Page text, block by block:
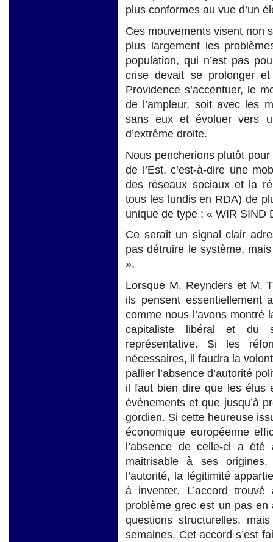
plus conformes au vue d’un
Ces mouvements visent non
plus largement les
population, qui n’est pas
crise devait se prolonger
Providence s’accentuer, le
de l’ampleur, soit avec les
sans eux et évoluer vers
d’extrême droite.
Nous pencherions plutôt
de l’Est, c’est-à-dire une
des réseaux sociaux et la
tous les lundis en RDA) de
unique de type : « WIR SIND
Ce serait un signal clair
pas détruire le système,
».
Lorsque M. Reynders et M.
ils pensent essentiellement
comme nous l’avons montré
capitaliste libéral et du
représentative. Si les
nécessaires, il faudra la
pallier l’absence d’autorité
il faut bien dire que les élus
événements et que jusqu’à
gordien. Si cette heureuse
économique européenne
l’absence de celle-ci a été
maitrisable à ses origines.
l’autorité, la légitimité
à inventer. L’accord
problème grec est un pas en
questions structurelles,
semaines. Cet accord s’est